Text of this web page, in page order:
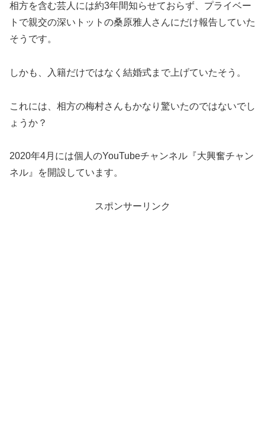
相方を含む芸人には約3年間知らせておらず、プライベー
トで親交の深いトットの桑原雅人さんにだけ報告していた
そうです。
しかも、入籍だけではなく結婚式まで上げていたそう。
これには、相方の梅村さんもかなり驚いたのではないでし
ょうか？
2020年4月には個人のYouTubeチャンネル『大興奮チャン
ネル』を開設しています。
スポンサーリンク